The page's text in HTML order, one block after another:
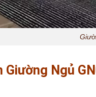
Ngủ